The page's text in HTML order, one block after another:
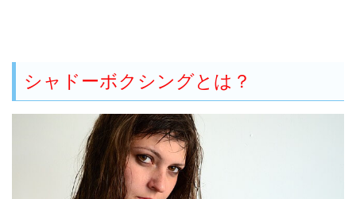
シャドーボクシングとは？